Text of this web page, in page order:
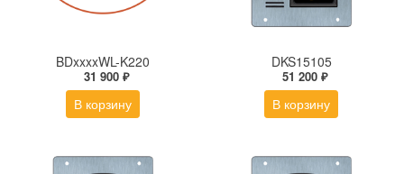
BDxxxxWL-K220
31 900 ₽
В корзину
DKS15105
51 200 ₽
В корзину